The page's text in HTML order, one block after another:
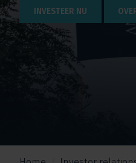
INVESTEER NU